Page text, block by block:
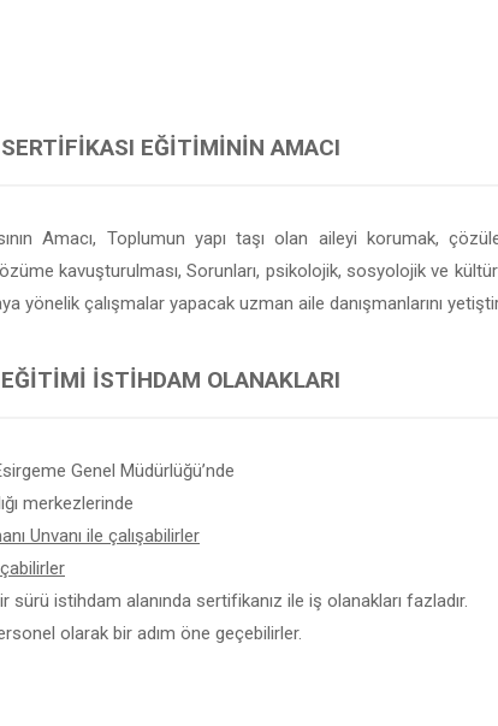
EĞITIMININ AMACI
Amacı, Toplumun yapı taşı olan aileyi korumak,
kavuşturulması, Sorunları, psikolojik, sosyolojik ve
yönelik çalışmalar yapacak uzman aile danışmanlarını
İSTIHDAM OLANAKLARI
Genel Müdürlüğü’nde
merkezlerinde
Unvanı ile çalışabilirler
sürü istihdam alanında sertifikanız ile iş olanakları fazladır.
olarak bir adım öne geçebilirler.